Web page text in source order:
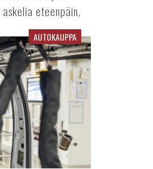
eteenpäin,
AUTOKAUPPA